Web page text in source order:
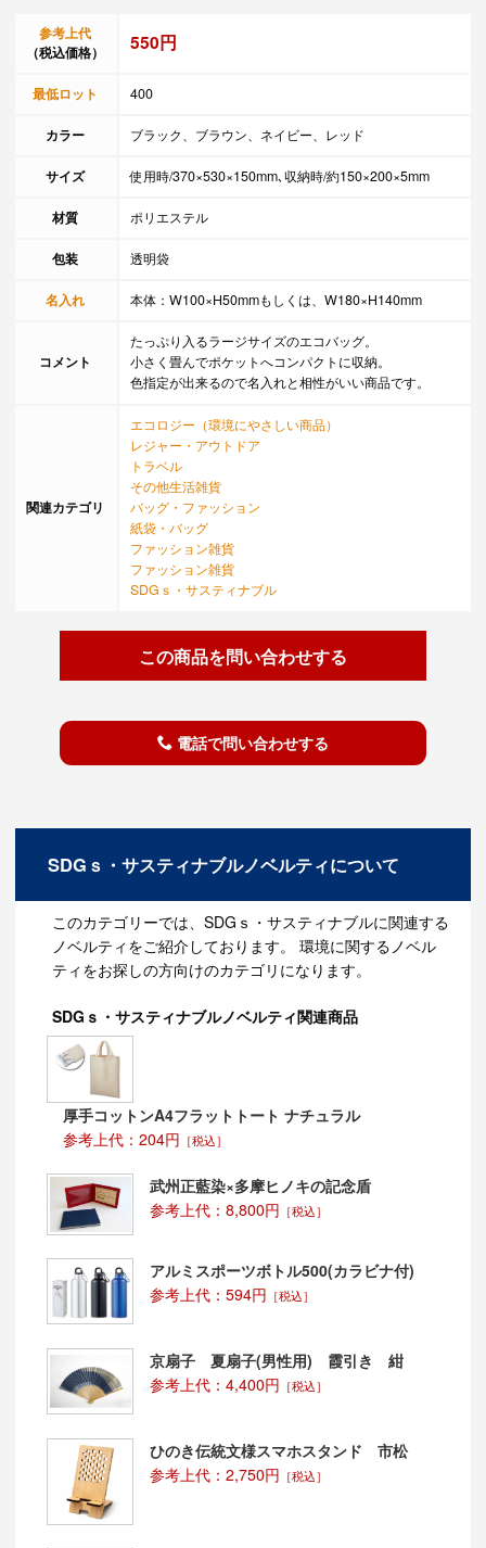
参考上代
（税込価格）
550円
最低ロット 400
カラー ブラック、ブラウン、ネイビー、レッド
サイズ 使用時/370×530×150mm､収納時/約150×200×5mm
材質 ポリエステル
包装 透明袋
名入れ 本体：W100×H50mmもしくは、W180×H140mm
コメント
たっぷり入るラージサイズのエコバッグ。
小さく畳んでポケットへコンパクトに収納。
色指定が出来るので名入れと相性がいい商品です。
関連カテゴリ
エコロジー（環境にやさしい商品）
レジャー・アウトドア
トラベル
その他生活雑貨
バッグ・ファッション
紙袋・バッグ
ファッション雑貨
ファッション雑貨
SDGｓ・サスティナブル
この商品を問い合わせする
電話で問い合わせする
SDGｓ・サスティナブルノベルティについて
このカテゴリーでは、SDGｓ・サスティナブルに関連する
ノベルティをご紹介しております。 環境に関するノベル
ティをお探しの方向けのカテゴリになります。
SDGｓ・サスティナブルノベルティ関連商品
厚手コットンA4フラットトート ナチュラル
参考上代：204円 ［税込］
武州正藍染×多摩ヒノキの記念盾
参考上代：8,800円 ［税込］
アルミスポーツボトル500(カラビナ付)
参考上代：594円 ［税込］
京扇子 夏扇子(男性用) 霞引き 紺
参考上代：4,400円 ［税込］
ひのき伝統文様スマホスタンド 市松
参考上代：2,750円 ［税込］